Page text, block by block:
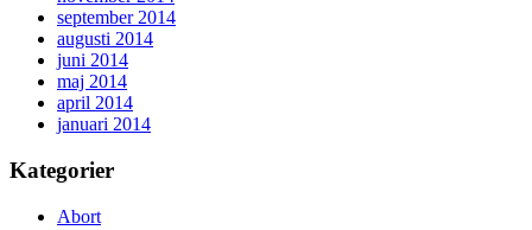
september 2014
augusti 2014
juni 2014
maj 2014
april 2014
januari 2014
Kategorier
Abort